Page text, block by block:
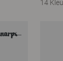
14